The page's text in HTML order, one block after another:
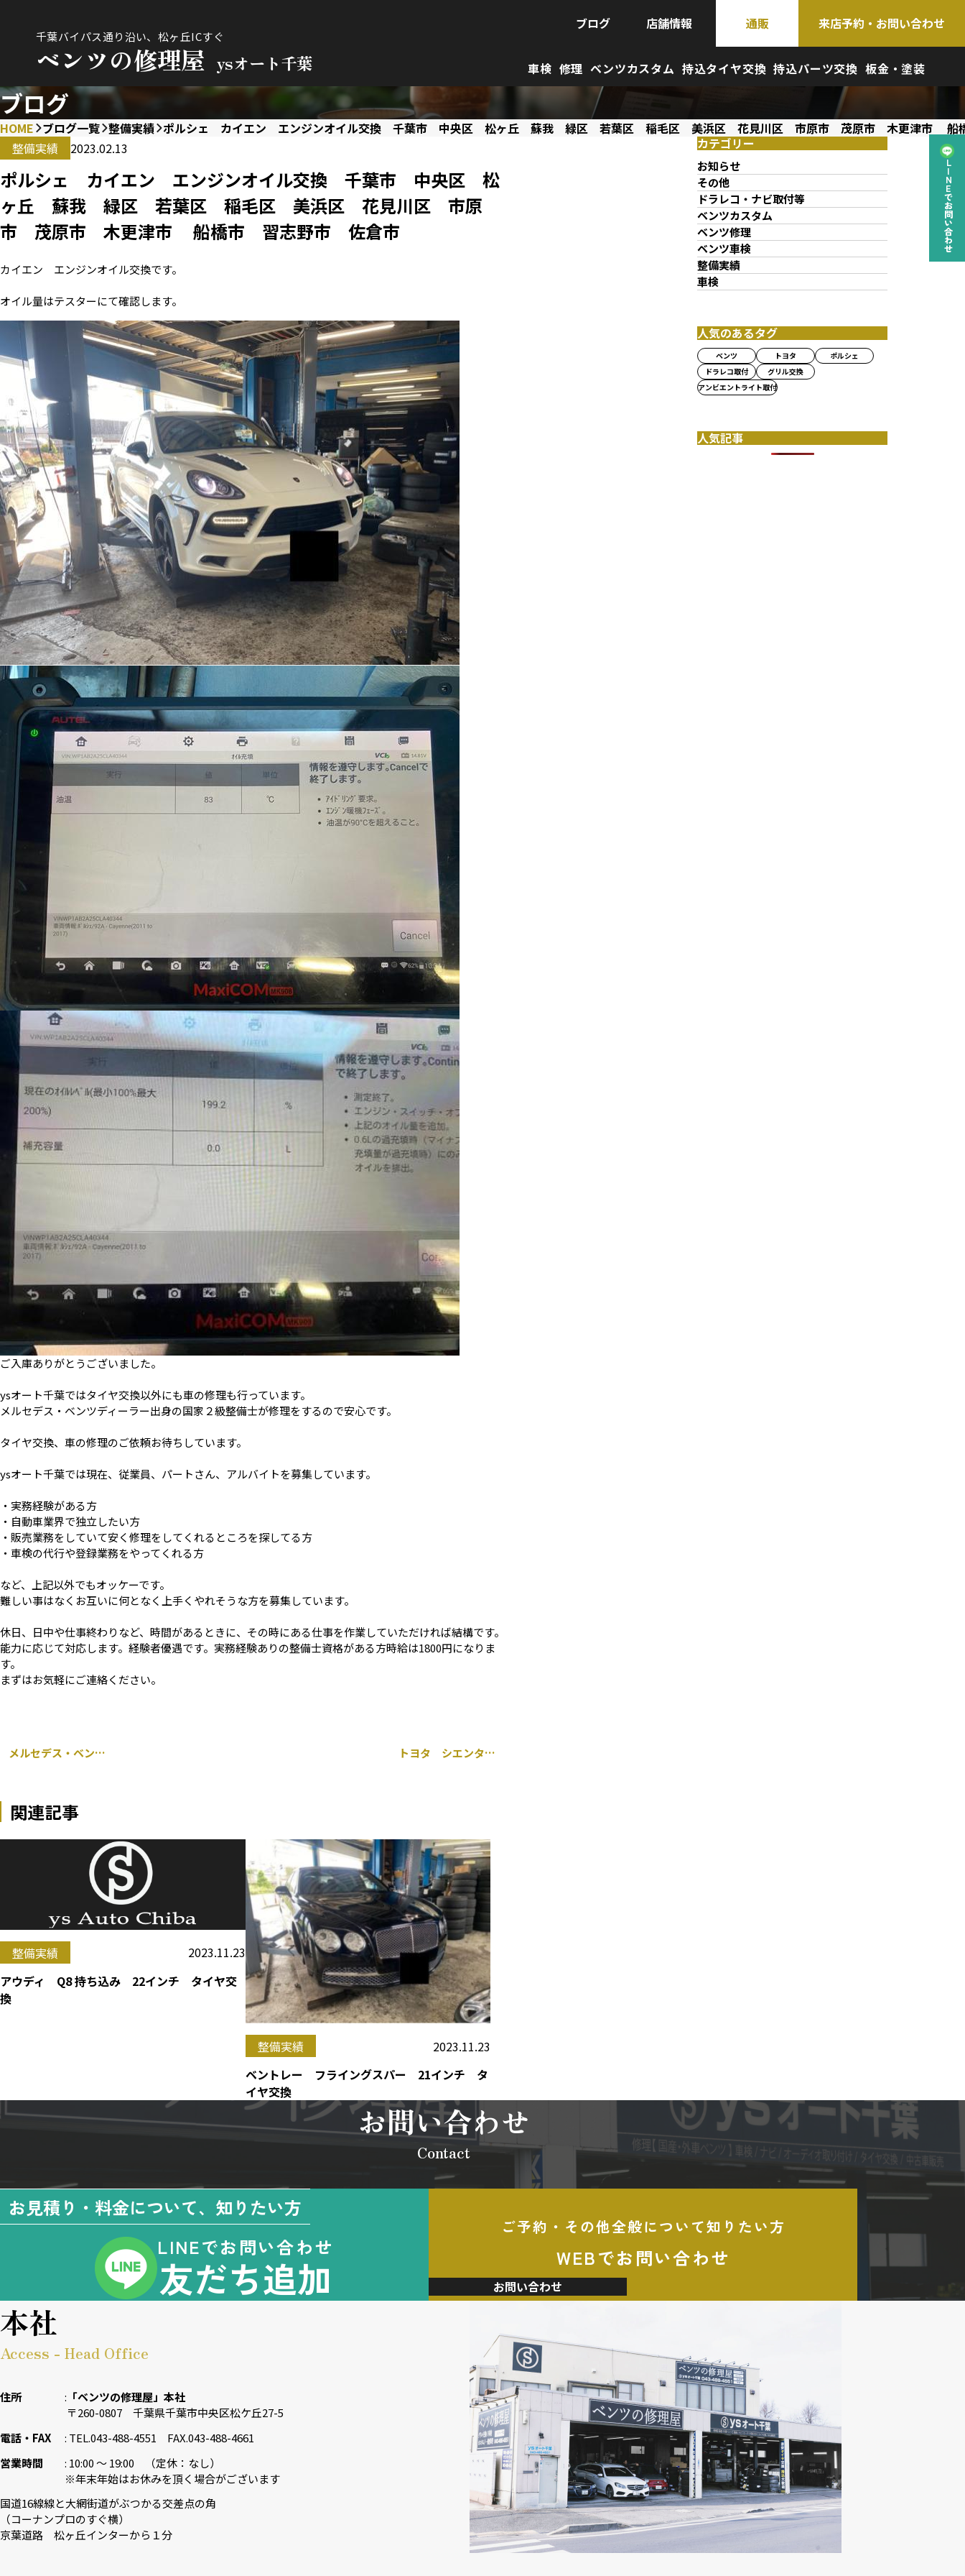
千葉バイパス通り沿い、松ヶ丘ICすぐ
ベンツの修理屋 ysオート千葉
ブログ 店舗情報 通販 来店予約・お問い合わせ
車検 修理 ベンツカスタム 持込タイヤ交換 持込パーツ交換 板金・塗装
LINEでお問い合わせ
ブログ
HOME ブログ一覧 整備実績 ポルシェ カイエン エンジンオイル交換 千葉市 中央区 松ヶ丘 蘇我 緑区 若葉区 稲毛区 美浜区 花見川区 市原市 茂原市 木更津市 船
整備実績
2023.02.13
ポルシェ カイエン エンジンオイル交換 千葉市 中央区 松
ヶ丘 蘇我 緑区 若葉区 稲毛区 美浜区 花見川区 市原
市 茂原市 木更津市 船橋市 習志野市 佐倉市
カイエン エンジンオイル交換です。
オイル量はテスターにて確認します。
ご入庫ありがとうございました。
ysオート千葉ではタイヤ交換以外にも車の修理も行っています。
メルセデス・ベンツディーラー出身の国家２級整備士が修理をするので安心です。
タイヤ交換、車の修理のご依頼お待ちしています。
ysオート千葉では現在、従業員、パートさん、アルバイトを募集しています。
・実務経験がある方
・自動車業界で独立したい方
・販売業務をしていて安く修理をしてくれるところを探してる方
・車検の代行や登録業務をやってくれる方
など、上記以外でもオッケーです。
難しい事はなくお互いに何となく上手くやれそうな方を募集しています。
休日、日中や仕事終わりなど、時間があるときに、その時にある仕事を作業していただければ結構です。
能力に応じて対応します。経験者優遇です。実務経験ありの整備士資格がある方時給は1800円になりま
す。
まずはお気軽にご連絡ください。
メルセデス・ベンツ W205 Cクラス 持ち込み 前後 ブレーキパッド交換 千葉市 中央区 松ヶ丘 蘇我 緑区 若葉区 稲毛区 美浜区 花見川区 市原市 茂原市 木更津市 船橋市 習志野市 佐倉市 トヨタ シエンタ 持ち込み 前後 ドライブレコーダー取り付け 千葉市 中央区 松ヶ丘 蘇我 緑区 若葉区 稲毛区 美浜区 花見川区 市原市 茂原市 木更津市 船橋市 習志野市 佐倉市
関連記事
整備実績
2023.11.23
アウディ Q8 持ち込み 22インチ タイヤ交
換
整備実績
2023.11.23
ベントレー フライングスパー 21インチ タ
イヤ交換
カテゴリー
お知らせ
その他
ドラレコ・ナビ取付等
ベンツカスタム
ベンツ修理
ベンツ車検
整備実績
車検
人気のあるタグ
ベンツ トヨタ
ポルシェ
ドラレコ取付
グリル交換
アンビエントライト取付
人気記事
お問い合わせ
Contact
お見積り・料金について、知りたい方
LINEでお問い合わせ
友だち追加
ご予約・その他全般について知りたい方
WEBでお問い合わせ
お問い合わせ
本社
Access - Head Office
住所
「ベンツの修理屋」本社
〒260-0807 千葉県千葉市中央区松ケ丘27-5
電話・FAX
TEL.043-488-4551 FAX.043-488-4661
営業時間
10:00 〜 19:00 （定休：なし）
※年末年始はお休みを頂く場合がございます
国道16線線と大網街道がぶつかる交差点の角
（コーナンプロのすぐ横）
京葉道路 松ヶ丘インターから１分